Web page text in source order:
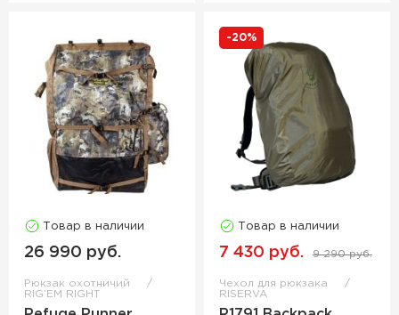
Товар в наличии
26 990 руб.
Рюкзак охотничий
RIG’EM RIGHT
-20%
Товар в наличии
7 430 руб. 9 290 руб.
Чехол для рюкзака
RISERVA